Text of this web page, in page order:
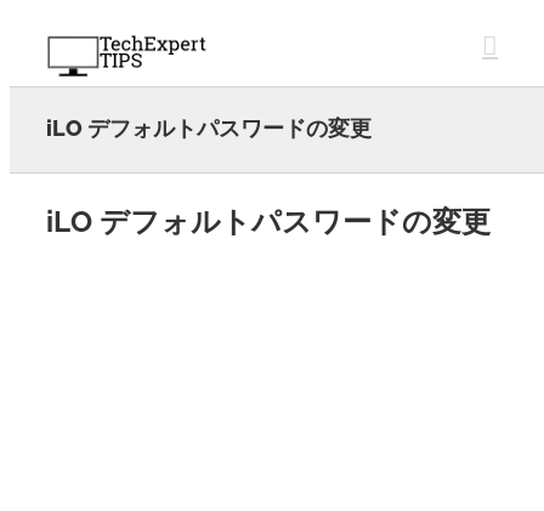
content
iLO デフォルトパスワードの変更
iLO デフォルトパスワードの変更